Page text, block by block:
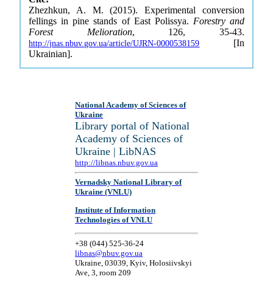
Zhezhkun, A. M. (2015). Experimental conversion
fellings in pine stands of East Polissya. Forestry and
Forest Melioration, 126, 35-43.
http://jnas.nbuv.gov.ua/article/UJRN-0000538159 [In
Ukrainian].
National Academy of Sciences of
Ukraine
Library portal of National
Academy of Sciences of
Ukraine | LibNAS
http://libnas.nbuv.gov.ua
Vernadsky National Library of
Ukraine (VNLU)
Institute of Information
Technologies of VNLU
+38 (044) 525-36-24
libnas@nbuv.gov.ua
Ukraine, 03039, Kyiv, Holosiivskyi
Ave, 3, room 209